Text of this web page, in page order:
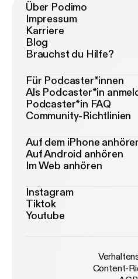
Über Podimo
Impressum
Karriere
Blog
Brauchst du Hilfe?
Für Podcaster*innen
Als Podcaster*in
Podcaster*in FAQ
Community-Richtlinien
Auf dem iPhone
Auf Android anhören
Im Web anhören
Instagram
Tiktok
Youtube
Content-